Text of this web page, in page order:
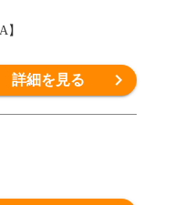
詳細を見る